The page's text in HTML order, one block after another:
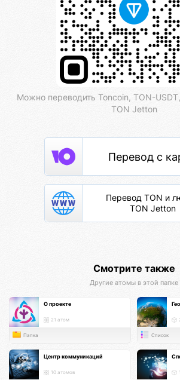
Можно переводить Toncoin, TON-
TON Jetton
Перевод с
Перевод TON и
TON Jetton
Смотрите также
Другие атомы в этой папке
О проекте
21 атом
Папка Список
Центр коммуникаций
10 атомов